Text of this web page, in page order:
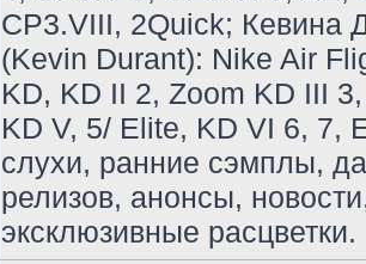
CP3.VIII, 2Quick; Кевина
(Kevin Durant): Nike Air
KD, KD II 2, Zoom KD III
KD V, 5/ Elite, KD VI 6, 7,
слухи, ранние сэмплы,
релизов, анонсы,
эксклюзивные расцветки.